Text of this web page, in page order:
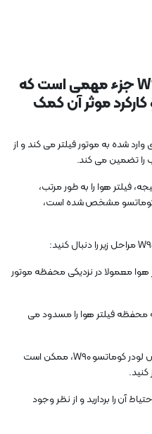
W90 جزء مهمی است که
موثر آن کمک
وارد شده به موتور فیلتر می کند و از
را تضمین می کند.
فیلتر هوا را به طور مرتب،
کوماتسو مشخص شده است،
هوا معمولا در نزدیکی محفظه موتور
محفظه فیلتر هوا را مسدود می
3. محفظه را باز کنید: بسته به مدل خاص لودر کوماتسو W90، ممکن است
کنید.
آن را بردارید و از نظر وجود